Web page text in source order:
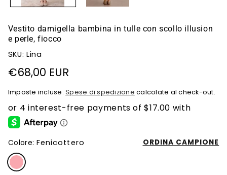
Vestito damigella bambina in tulle con scollo illusion
e perle, fiocco
SKU: Lina
Prezzo
di
listino
€68,00 EUR
Imposte incluse.Spese di spedizione calcolate al check-out.
Colore:Fenicottero ORDINA CAMPIONE